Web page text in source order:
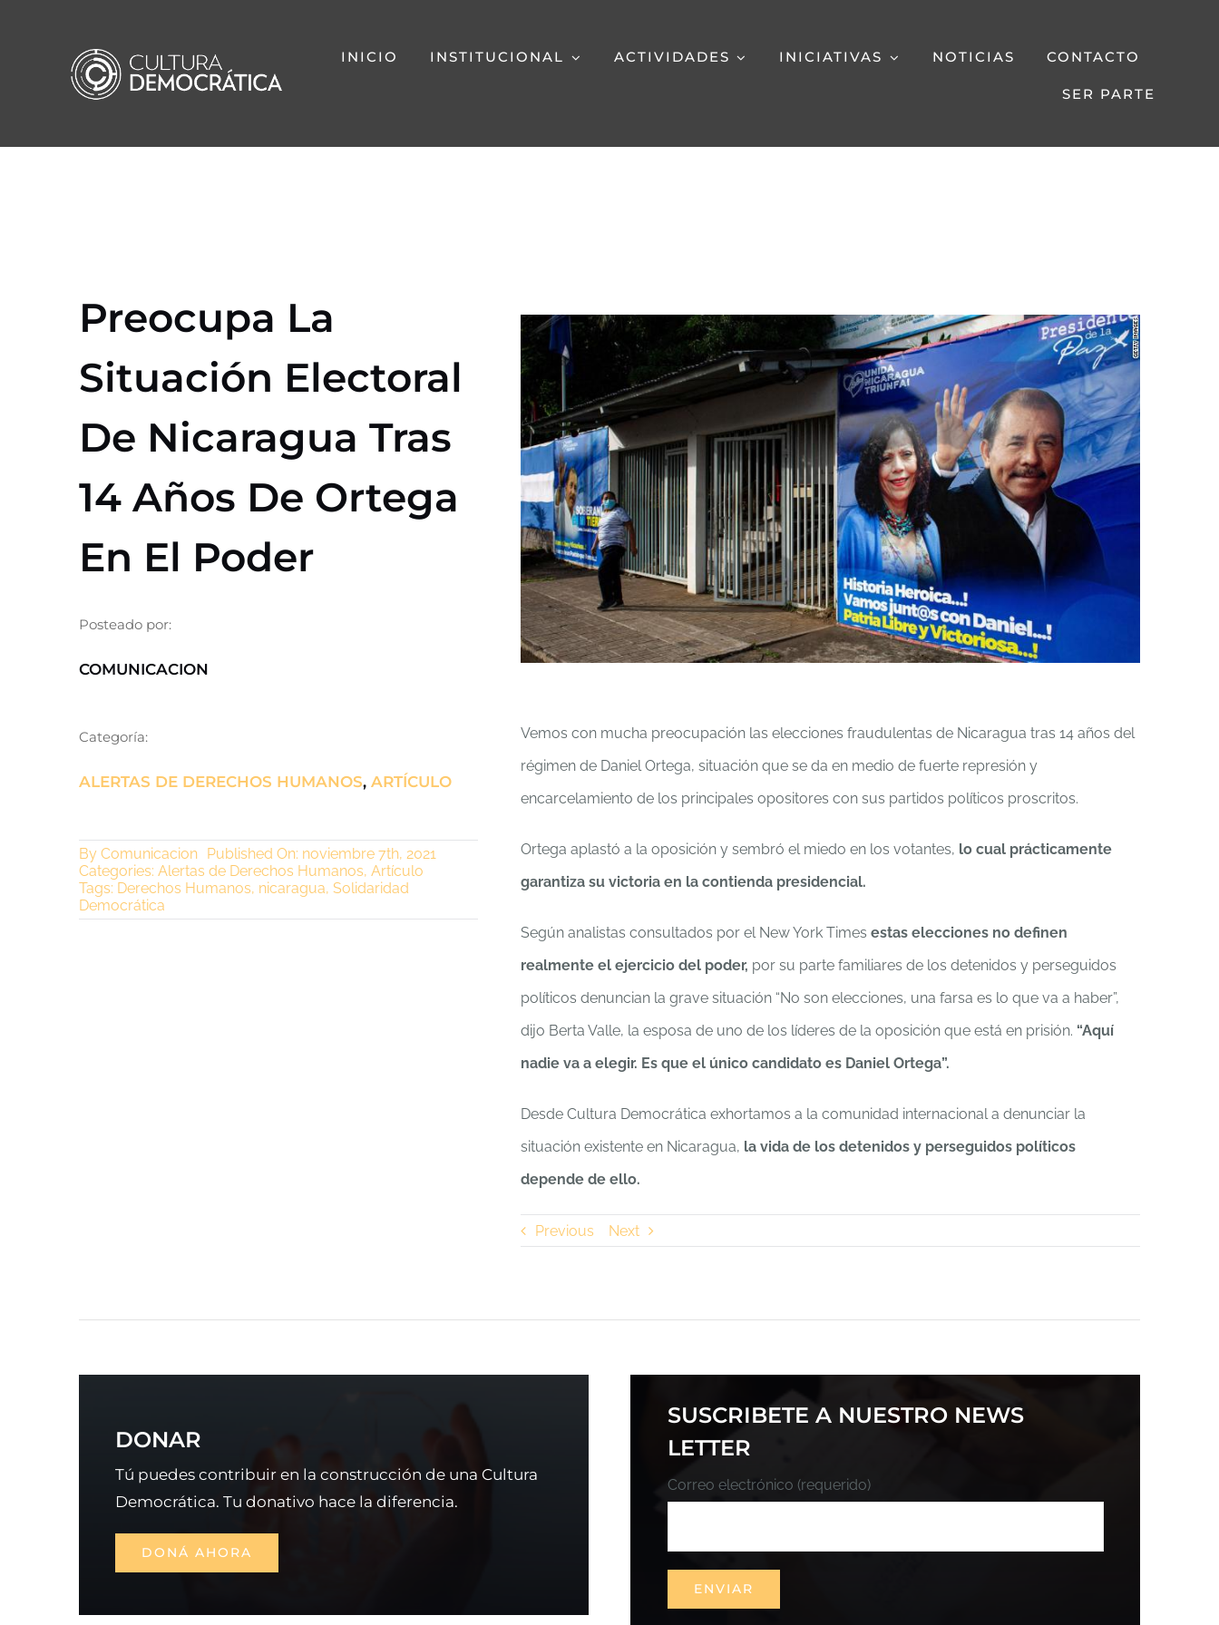
INICIO INSTITUCIONAL ACTIVIDADES INICIATIVAS NOTICIAS CONTACTO
SER PARTE
Preocupa La
Situación Electoral
De Nicaragua Tras
14 Años De Ortega
En El Poder
Posteado por:
COMUNICACION
Categoría:
ALERTAS DE DERECHOS HUMANOS, ARTÍCULO
By Comunicacion Published On: noviembre 7th, 2021
Categories: Alertas de Derechos Humanos, Artículo
Tags: Derechos Humanos, nicaragua, Solidaridad
Democrática
Vemos con mucha preocupación las elecciones fraudulentas de Nicaragua tras 14 años del
régimen de Daniel Ortega, situación que se da en medio de fuerte represión y
encarcelamiento de los principales opositores con sus partidos políticos proscritos.
Ortega aplastó a la oposición y sembró el miedo en los votantes, lo cual prácticamente
garantiza su victoria en la contienda presidencial.
Según analistas consultados por el New York Times estas elecciones no definen
realmente el ejercicio del poder, por su parte familiares de los detenidos y perseguidos
políticos denuncian la grave situación “No son elecciones, una farsa es lo que va a haber”,
dijo Berta Valle, la esposa de uno de los líderes de la oposición que está en prisión. “Aquí
nadie va a elegir. Es que el único candidato es Daniel Ortega”.
Desde Cultura Democrática exhortamos a la comunidad internacional a denunciar la
situación existente en Nicaragua, la vida de los detenidos y perseguidos políticos
depende de ello.
Previous Next
DONAR
Tú puedes contribuir en la construcción de una Cultura
Democrática. Tu donativo hace la diferencia.
DONÁ AHORA
SUSCRIBETE A NUESTRO NEWS
LETTER
Correo electrónico (requerido)